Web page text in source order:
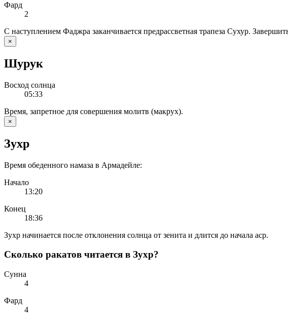
Фард
2
С наступлением Фаджра заканчивается предрассветная трапеза Сухур.
×
Шурук
Восход солнца
05:33
Время, запретное для совершения молитв (макрух).
×
Зухр
Время обеденного намаза в Армадейле:
Начало
13:20
Конец
18:36
Зухр начинается после отклонения солнца от зенита и длится до начала аср.
Сколько ракатов читается в Зухр?
Сунна
4
Фард
4